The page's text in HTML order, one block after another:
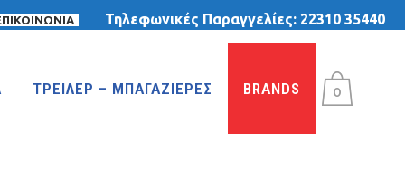
Τηλεφωνικές Παραγγελίες: 22310 35440
0
ΤΡΕΙΛΕΡ – ΜΠΑΓΑΖΙΕΡΕΣ BRANDS